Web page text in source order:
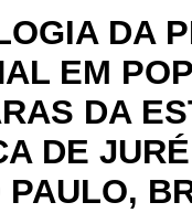
DA
EM
DA
DE
PAULO,